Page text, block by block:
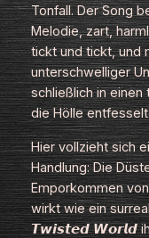
Tonfall. Der Song
Melodie, zart,
tickt und tickt, und
unterschwelliger
schließlich in
die Hölle
Hier vollzieht sich
Handlung: Die
Emporkommen
wirkt wie ein
𝙏𝙬𝙞𝙨𝙩𝙚𝙙 𝙒𝙤𝙧𝙡𝙙